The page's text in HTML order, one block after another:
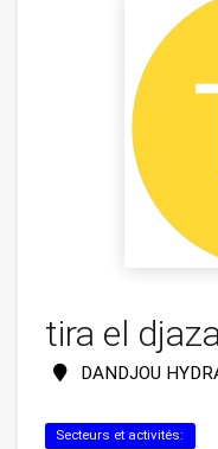
tira el
DANDJOU
Secteurs et activités: